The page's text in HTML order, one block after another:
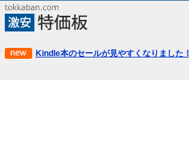
Kindle本のセールが見やすくなりました！